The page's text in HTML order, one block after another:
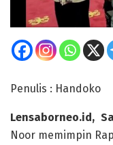
Penulis : Handoko
Lensaborneo.id,
Noor memimpin